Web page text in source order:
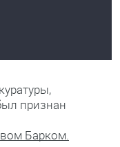
признан
Барком.